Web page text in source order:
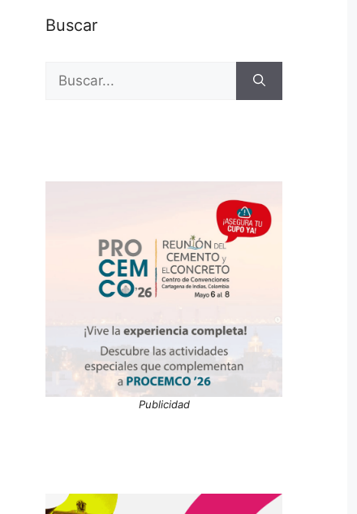
Buscar
Buscar:
Publicidad